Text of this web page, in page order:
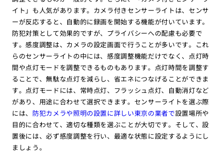
イト」も人気があります。カメラ付きセンサーライトは、センサ
ーが反応すると、自動的に録画を開始する機能が付いています。
防犯対策として効果的ですが、プライバシーへの配慮も必要で
す。感度調整は、カメラの設定画面で行うことが多いです。これ
らのセンサーライトの中には、感度調整機能だけでなく、点灯時
間や点灯モードを調整できるものもあります。点灯時間を調整す
ることで、無駄な点灯を減らし、省エネにつなげることができま
す。点灯モードには、常時点灯、フラッシュ点灯、自動消灯など
があり、用途に合わせて選択できます。センサーライトを選ぶ際
には、 防犯カメラや照明の設置に詳しい東京の業者で設置場所や
目的に合わせて、適切な種類を選ぶことが大切です。そして、設
置後には、必ず感度調整を行い、最適な状態に設定するようにし
ましょう。